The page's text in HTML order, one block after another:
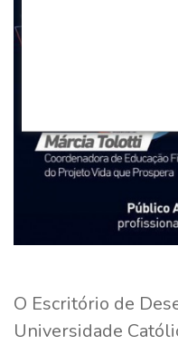
O Escritório de
Universidade